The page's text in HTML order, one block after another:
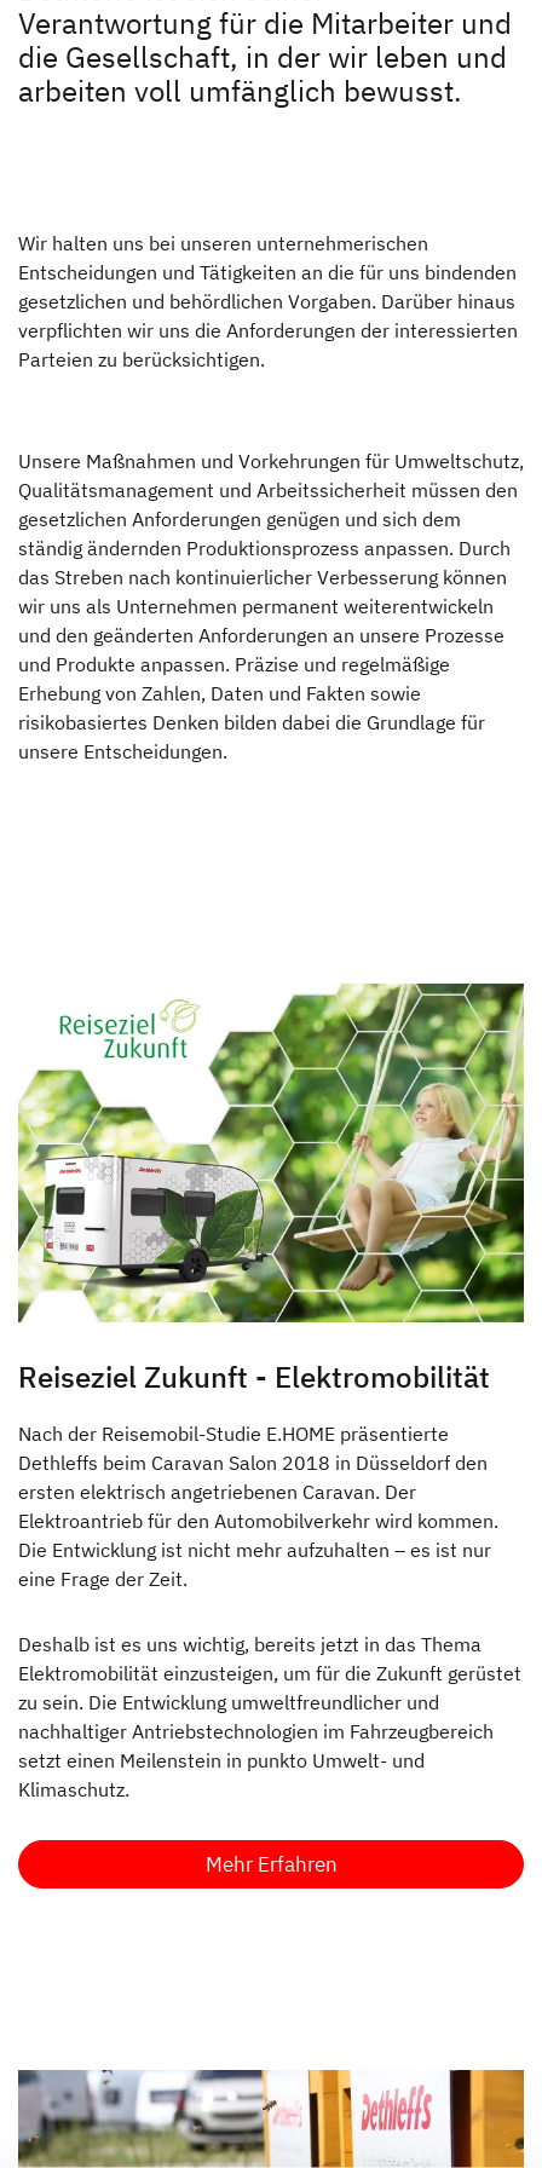
Unternehmen
Unternehmen
Hinter den Kulissen
Historie
Virtueller Rundgang durchs Werk
Erwin Hymer Museum
Auszeichnungen
News & Presse
Dethleffs Family Stiftung
Verantwortung
Blog
Verantwortung für die Mitarbeiter und
die Gesellschaft, in der wir leben und
arbeiten voll umfänglich bewusst.
Wir halten uns bei unseren unternehmerischen
Entscheidungen und Tätigkeiten an die für uns bindenden
gesetzlichen und behördlichen Vorgaben. Darüber hinaus
verpflichten wir uns die Anforderungen der interessierten
Parteien zu berücksichtigen.
Unsere Maßnahmen und Vorkehrungen für Umweltschutz,
Qualitätsmanagement und Arbeitssicherheit müssen den
gesetzlichen Anforderungen genügen und sich dem
ständig ändernden Produktionsprozess anpassen. Durch
das Streben nach kontinuierlicher Verbesserung können
wir uns als Unternehmen permanent weiterentwickeln
und den geänderten Anforderungen an unsere Prozesse
und Produkte anpassen. Präzise und regelmäßige
Erhebung von Zahlen, Daten und Fakten sowie
risikobasiertes Denken bilden dabei die Grundlage für
unsere Entscheidungen.
Reiseziel Zukunft - Elektromobilität
Nach der Reisemobil-Studie E.HOME präsentierte
Dethleffs beim Caravan Salon 2018 in Düsseldorf den
ersten elektrisch angetriebenen Caravan. Der
Elektroantrieb für den Automobilverkehr wird kommen.
Die Entwicklung ist nicht mehr aufzuhalten – es ist nur
eine Frage der Zeit.
Deshalb ist es uns wichtig, bereits jetzt in das Thema
Elektromobilität einzusteigen, um für die Zukunft gerüstet
zu sein. Die Entwicklung umweltfreundlicher und
nachhaltiger Antriebstechnologien im Fahrzeugbereich
setzt einen Meilenstein in punkto Umwelt- und
Klimaschutz.
Mehr Erfahren
Dethleffs Händlersuche